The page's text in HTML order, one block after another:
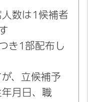
数は1候補者
き1部配布し
、立候補予
月日、職